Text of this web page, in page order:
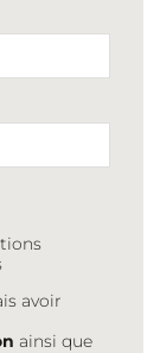
avoir
ainsi que